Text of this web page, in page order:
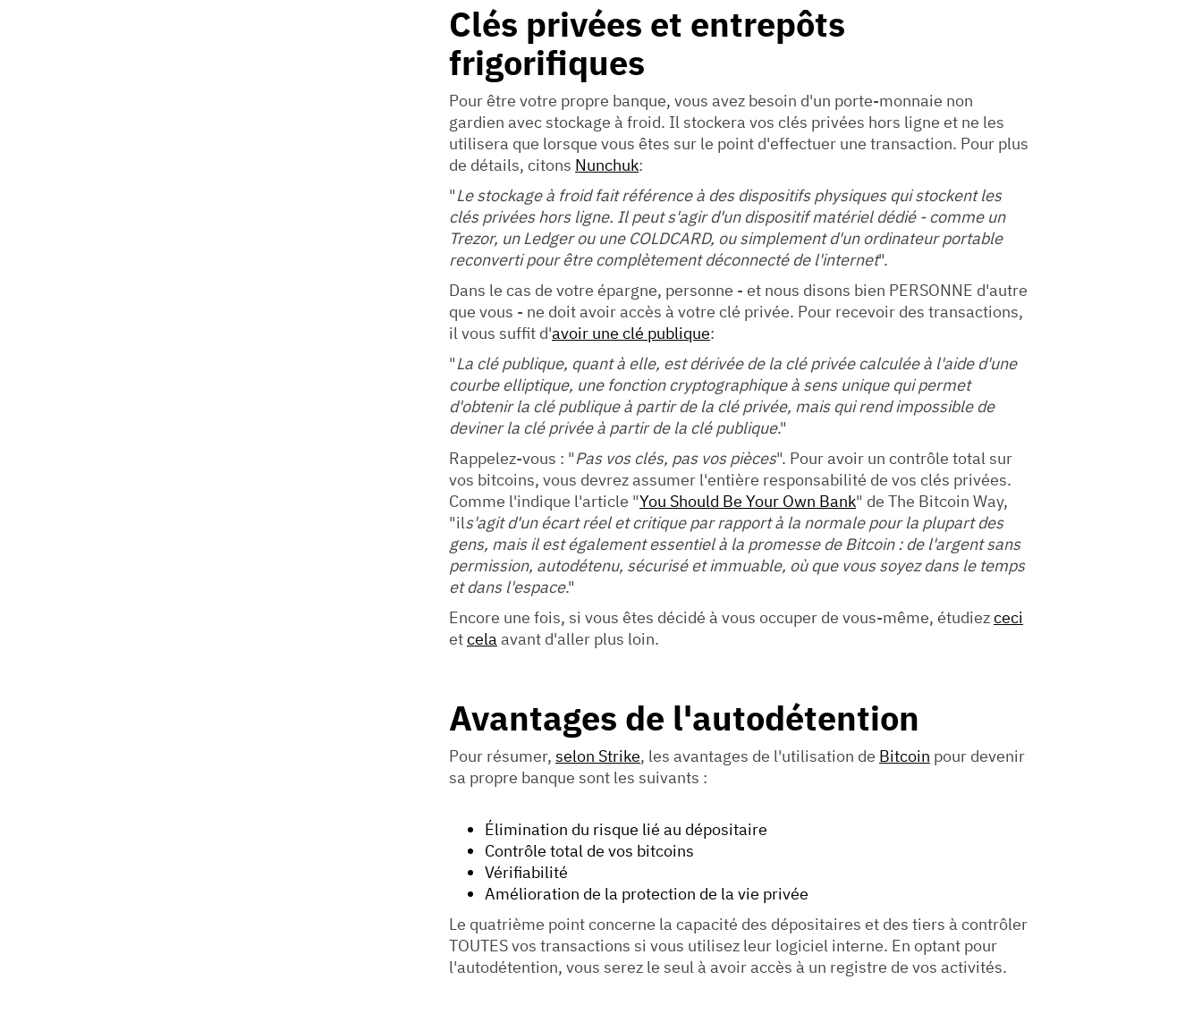
Clés privées et entrepôts
frigorifiques
Pour être votre propre banque, vous avez besoin d'un porte-monnaie non
gardien avec stockage à froid. Il stockera vos clés privées hors ligne et ne les
utilisera que lorsque vous êtes sur le point d'effectuer une transaction. Pour plus
de détails, citons Nunchuk:
"Le stockage à froid fait référence à des dispositifs physiques qui stockent les
clés privées hors ligne. Il peut s'agir d'un dispositif matériel dédié - comme un
Trezor, un Ledger ou une COLDCARD, ou simplement d'un ordinateur portable
reconverti pour être complètement déconnecté de l'internet".
Dans le cas de votre épargne, personne - et nous disons bien PERSONNE d'autre
que vous - ne doit avoir accès à votre clé privée. Pour recevoir des transactions,
il vous suffit d'avoir une clé publique:
"La clé publique, quant à elle, est dérivée de la clé privée calculée à l'aide d'une
courbe elliptique, une fonction cryptographique à sens unique qui permet
d'obtenir la clé publique à partir de la clé privée, mais qui rend impossible de
deviner la clé privée à partir de la clé publique."
Rappelez-vous : "Pas vos clés, pas vos pièces". Pour avoir un contrôle total sur
vos bitcoins, vous devrez assumer l'entière responsabilité de vos clés privées.
Comme l'indique l'article "You Should Be Your Own Bank" de The Bitcoin Way,
"ils'agit d'un écart réel et critique par rapport à la normale pour la plupart des
gens, mais il est également essentiel à la promesse de Bitcoin : de l'argent sans
permission, autodétenu, sécurisé et immuable, où que vous soyez dans le temps
et dans l'espace."
Encore une fois, si vous êtes décidé à vous occuper de vous-même, étudiezceci
etcelaavant d'aller plus loin.
Avantages de l'autodétention
Pour résumer, selon Strike, les avantages de l'utilisation de Bitcoin pour devenir
sa propre banque sont les suivants :
Élimination du risque lié au dépositaire
Contrôle total de vos bitcoins
Vérifiabilité
Amélioration de la protection de la vie privée
Le quatrième point concerne la capacité des dépositaires et des tiers à contrôler
TOUTES vos transactions si vous utilisez leur logiciel interne. En optant pour
l'autodétention, vous serez le seul à avoir accès à un registre de vos activités.